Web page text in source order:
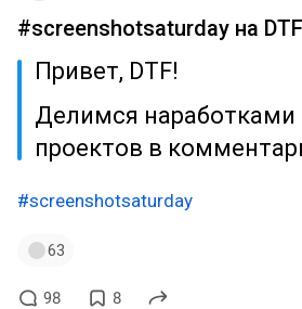
#screenshotsaturday на DTF
Привет, DTF!
Делимся наработками
проектов в
#screenshotsaturday
63
98 8